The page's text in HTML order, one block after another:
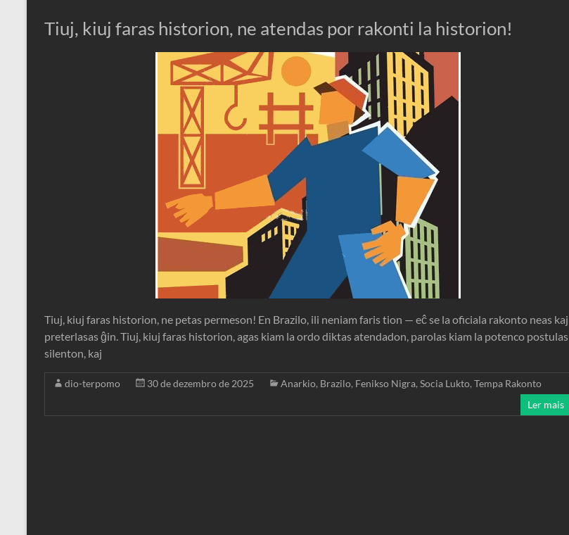
Tiuj, kiuj faras historion, ne atendas por rakonti la historion!
Tiuj, kiuj faras historion, ne petas permeson! En Brazilo, ili neniam faris tion — eĉ se la oficiala rakonto neas kaj
preterlasas ĝin. Tiuj, kiuj faras historion, agas kiam la ordo diktas atendadon, parolas kiam la potenco postulas
silenton, kaj
dio-terpomo 30 de dezembro de 2025 Anarkio, Brazilo, Fenikso Nigra, Socia Lukto, Tempa Rakonto
Ler mais